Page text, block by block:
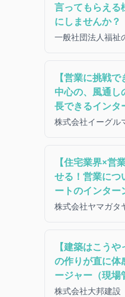
言ってもらえる
にしませんか？
一般社団法人福祉
【営業に挑戦
中心の、風通し
長できるインタ
株式会社イーグル
【住宅業界×営
せる！営業につ
ートのインター
株式会社ヤマガタ
【建築はこう
の作りが直に体
ージャー（現場
株式会社大邦建設